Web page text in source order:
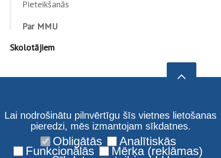
Pieteikšanās
Par MMU
Skolotājiem
Lai nodrošinātu pilnvērtīgu šīs vietnes lietošanas
pieredzi, mēs izmantojam sīkdatnes.
Obligātās Analītiskās
Funkcionālās Mērķa (reklāmas)